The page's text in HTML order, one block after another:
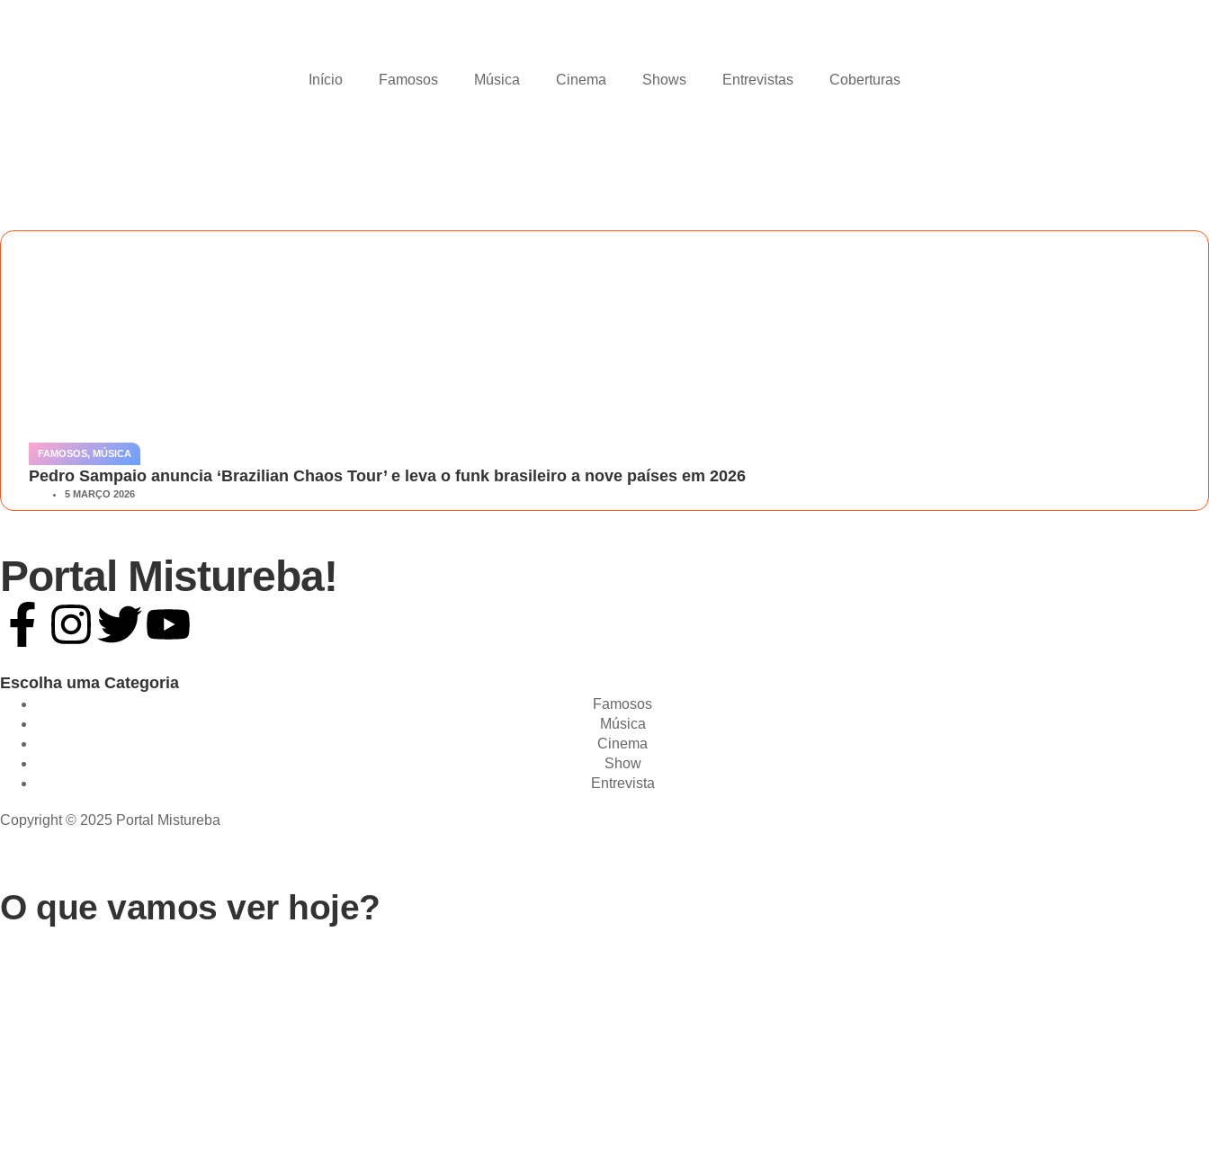
Início Famosos Música Cinema Shows Entrevistas Coberturas
FAMOSOS, MÚSICA
Pedro Sampaio anuncia ‘Brazilian Chaos Tour’ e leva o funk brasileiro a nove países em 2026
5 MARÇO 2026
Portal Mistureba!
Escolha uma Categoria
Famosos
Música
Cinema
Show
Entrevista
Copyright © 2025 Portal Mistureba
O que vamos ver hoje?